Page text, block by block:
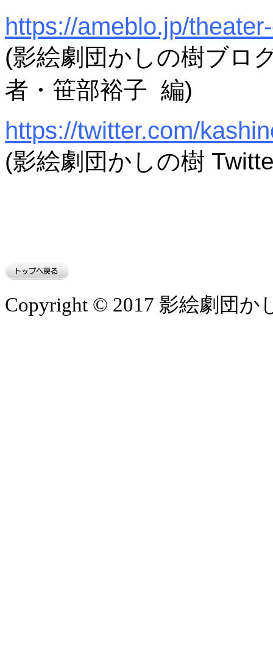
https://ameblo.jp/
(影絵劇団かしの樹ブロ
者・笹部裕子 編)
https://twitter.com/
(影絵劇団かしの樹
Copyright © 2017 影絵劇団か